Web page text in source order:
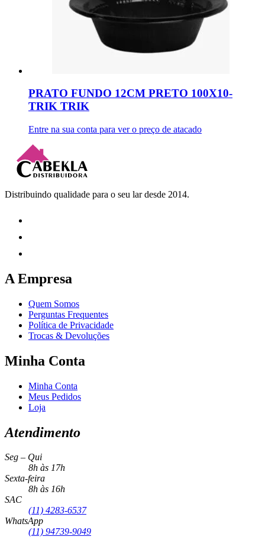
PRATO FUNDO 12CM PRETO 100X10-
TRIK TRIK
Entre na sua conta para ver o preço de atacado
Distribuindo qualidade para o seu lar desde 2014.
A Empresa
Quem Somos
Perguntas Frequentes
Política de Privacidade
Trocas & Devoluções
Minha Conta
Minha Conta
Meus Pedidos
Loja
Atendimento
Seg – Qui
8h às 17h
Sexta-feira
8h às 16h
SAC
(11) 4283-6537
WhatsApp
(11) 94739-9049